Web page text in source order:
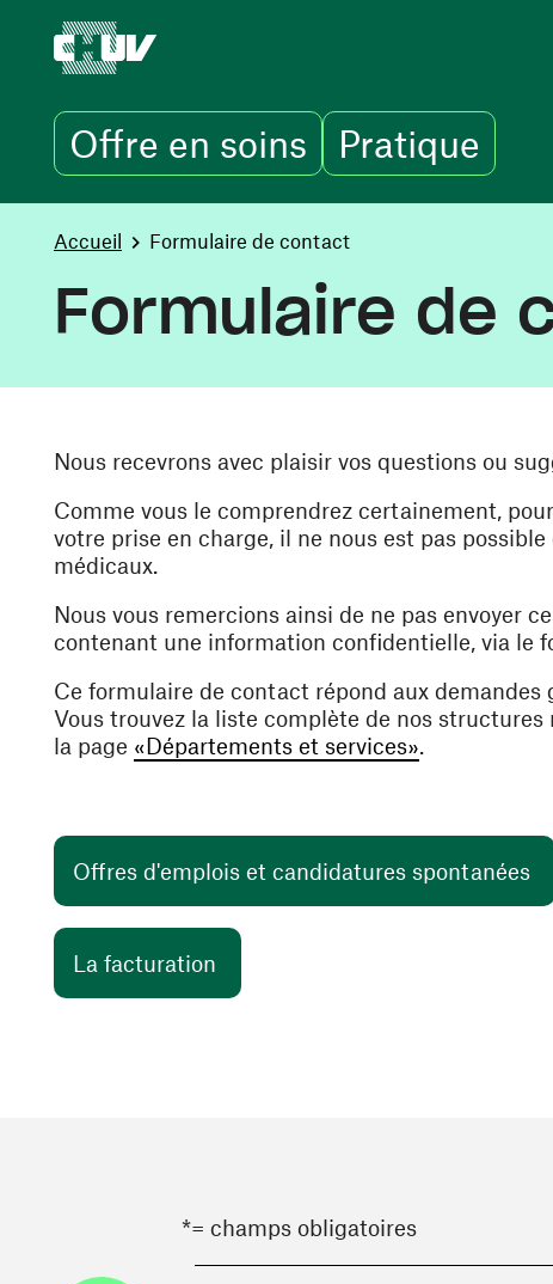
Offre en soins Pratique
You are here:
Accueil Formulaire de contact
Formulaire de
Nous recevrons avec plaisir vos questions ou
Comme vous le comprendrez certainement,
votre prise en charge, il ne nous est pas
médicaux.
Nous vous remercions ainsi de ne pas envoyer
contenant une information confidentielle, via le
Ce formulaire de contact répond aux demandes
Vous trouvez la liste complète de nos
la page «Départements et services».
Offres d'emplois et candidatures spontanées
La facturation
*= champs obligatoires